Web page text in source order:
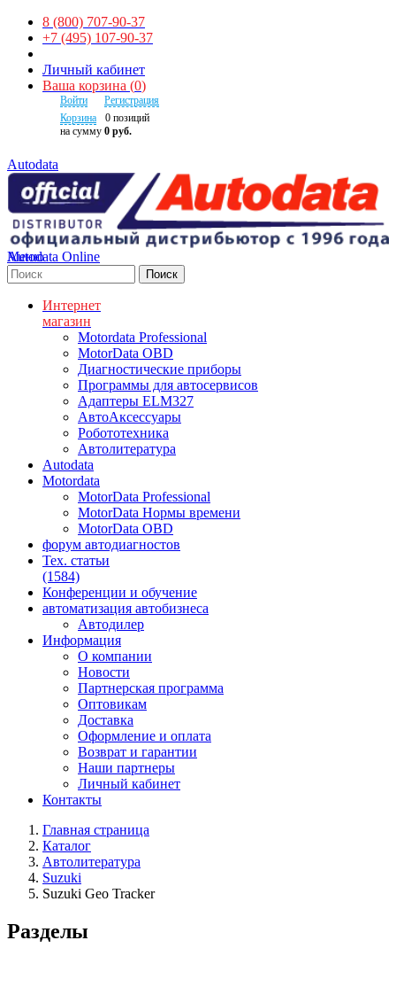
8 (800) 707-90-37
+7 (495) 107-90-37
Личный кабинет
Ваша корзина (0)
Войти
Регистрация
Корзина
0 позиций
на сумму 0 руб.
Autodata
Autodata Online
Меню
Поиск
Интернет
магазин
Motordata Professional
MotorData OBD
Диагностические приборы
Программы для автосервисов
Адаптеры ELM327
АвтоАксессуары
Робототехника
Автолитература
Autodata
Motordata
MotorData Professional
MotorData Нормы времени
MotorData OBD
форум автодиагностов
Тех. статьи
(1584)
Конференции и обучение
автоматизация автобизнеса
Автодилер
Информация
О компании
Новости
Партнерская программа
Оптовикам
Доставка
Оформление и оплата
Возврат и гарантии
Наши партнеры
Личный кабинет
Контакты
Главная страница
Каталог
Автолитература
Suzuki
Suzuki Geo Tracker
Разделы